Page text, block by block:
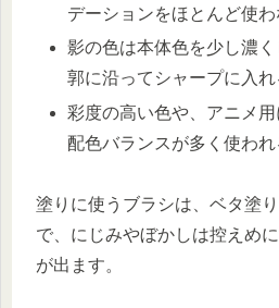
デーションをほとんど使わ
影の色は本体色を少し濃
郭に沿ってシャープに入れ
彩度の高い色や、アニメ
配色バランスが多く使われ
塗りに使うブラシは、ベタ塗
で、にじみやぼかしは控えめ
が出ます。